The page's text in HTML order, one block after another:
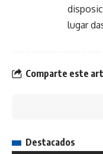
lugar
Comparte este
Destacados